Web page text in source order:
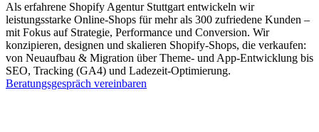
Als erfahrene Shopify Agentur Stuttgart entwickeln wir
leistungsstarke Online-Shops für mehr als 300 zufriedene Kunden –
mit Fokus auf Strategie, Performance und Conversion. Wir
konzipieren, designen und skalieren Shopify-Shops, die verkaufen:
von Neuaufbau & Migration über Theme- und App-Entwicklung bis
SEO, Tracking (GA4) und Ladezeit-Optimierung.
Beratungsgespräch vereinbaren